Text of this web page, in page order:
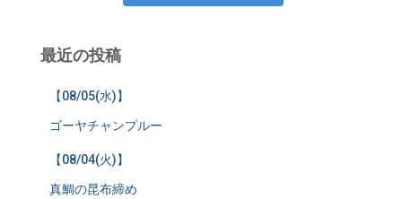
最近の投稿
【08/05(水)】
ゴーヤチャンプルー
【08/04(火)】
真鯛の昆布締め